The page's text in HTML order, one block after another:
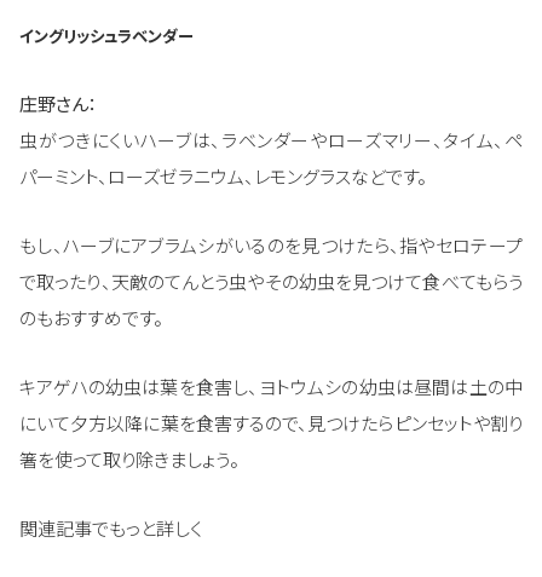
イングリッシュラベンダー
庄野さん：
虫がつきにくいハーブは、ラベンダーやローズマリー、タイム、ペ
パーミント、ローズゼラニウム、レモングラスなどです。
もし、ハーブにアブラムシがいるのを見つけたら、指やセロテープ
で取ったり、天敵のてんとう虫やその幼虫を見つけて食べてもらう
のもおすすめです。
キアゲハの幼虫は葉を食害し、ヨトウムシの幼虫は昼間は土の中
にいて夕方以降に葉を食害するので、見つけたらピンセットや割り
箸を使って取り除きましょう。
関連記事でもっと詳しく